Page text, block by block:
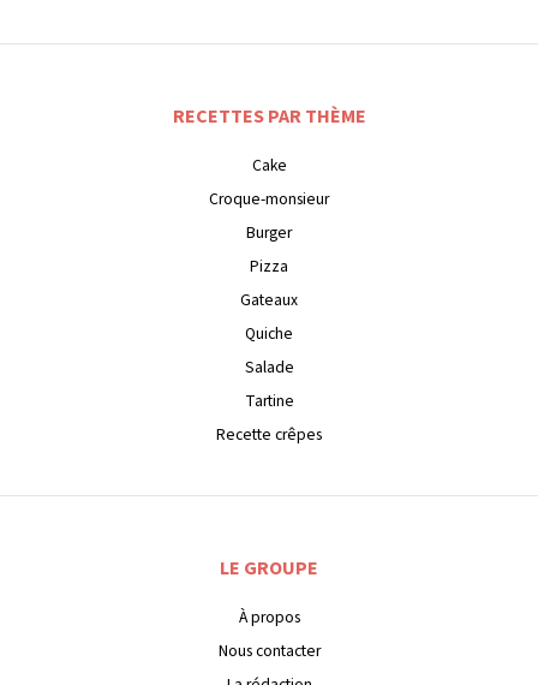
RECETTES PAR THÈME
Cake
Croque-monsieur
Burger
Pizza
Gateaux
Quiche
Salade
Tartine
Recette crêpes
LE GROUPE
À propos
Nous contacter